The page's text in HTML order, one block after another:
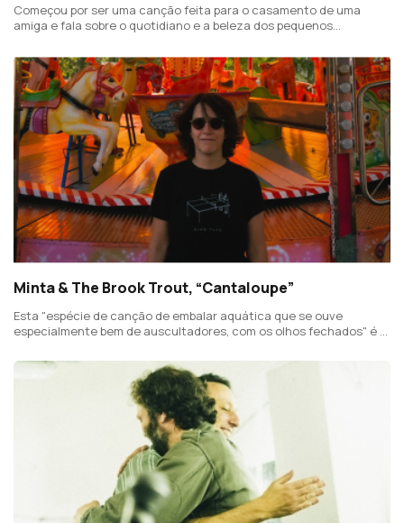
Começou por ser uma canção feita para o casamento de uma
amiga e fala sobre o quotidiano e a beleza dos pequenos
Minta & The Brook Trout, “Cantaloupe”
Esta "espécie de canção de embalar aquática que se ouve
especialmente bem de auscultadores, com os olhos fechados" é a
editar no início de 2025.